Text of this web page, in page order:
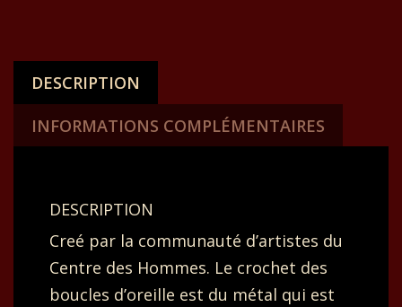
DESCRIPTION
INFORMATIONS COMPLÉMENTAIRES
DESCRIPTION
Creé par la communauté d’artistes du
Centre des Hommes. Le crochet des
boucles d’oreille est du métal qui est